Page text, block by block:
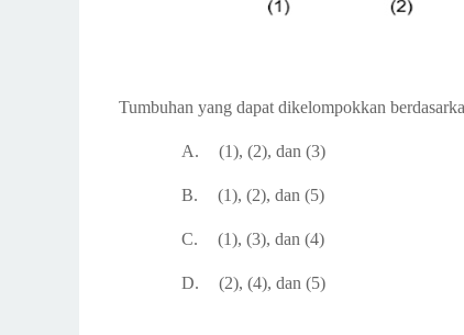
Tumbuhan yang dapat dikelompokkan
A. (1), (2), dan (3)
B. (1), (2), dan (5)
C. (1), (3), dan (4)
D. (2), (4), dan (5)